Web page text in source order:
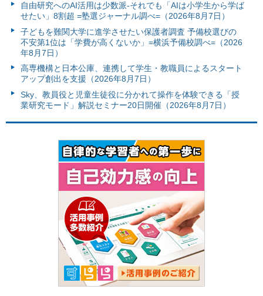
自由研究へのAI活用は少数派-それでも「AIは小学生から学ば
せたい」8割超 =塾選ジャーナル調べ=（2026年8月7日）
子どもを難関大学に進学させたい保護者調査 予備校選びの
不安第1位は「学費が高くないか」=横浜予備校調べ=（2026
年8月7日）
高専機構と日本公庫、連携して学生・教職員によるスタート
アップ創出を支援（2026年8月7日）
Sky、教員役と児童生徒役に分かれて操作を体験できる「授
業研究モード」解説セミナー20日開催（2026年8月7日）